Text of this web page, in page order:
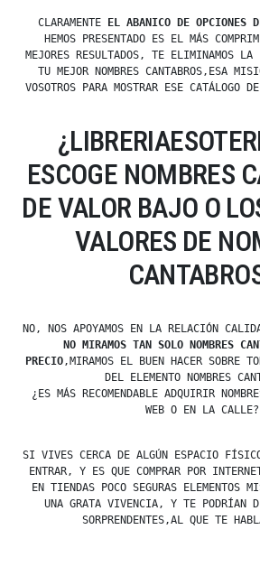
CLARAMENTE EL ABANICO DE OPCIONES
HEMOS PRESENTADO ES EL MÁS
MEJORES RESULTADOS, TE ELIMINAMOS
TU MEJOR NOMBRES CANTABROS,ESA
VOSOTROS PARA MOSTRAR ESE CATÁLOGO
ESCOGE NOMBRES
DE VALOR BAJO O
VALORES DE
NO, NOS APOYAMOS EN LA RELACIÓN
NO MIRAMOS TAN SOLO NOMBRES
PRECIO,MIRAMOS EL BUEN HACER SOBRE
DEL ELEMENTO NOMBRES
¿ES MÁS RECOMENDABLE ADQUIRIR
WEB O EN LA CALLE?
SI VIVES CERCA DE ALGÚN ESPACIO
ENTRAR, Y ES QUE COMPRAR POR
EN TIENDAS POCO SEGURAS ELEMENTOS
UNA GRATA VIVENCIA, Y TE PODRÍAN
SORPRENDENTES,AL QUE TE